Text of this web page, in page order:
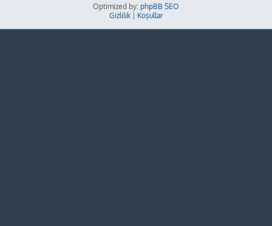
Optimized by: phpBB SEO
Gizlilik
Koşullar